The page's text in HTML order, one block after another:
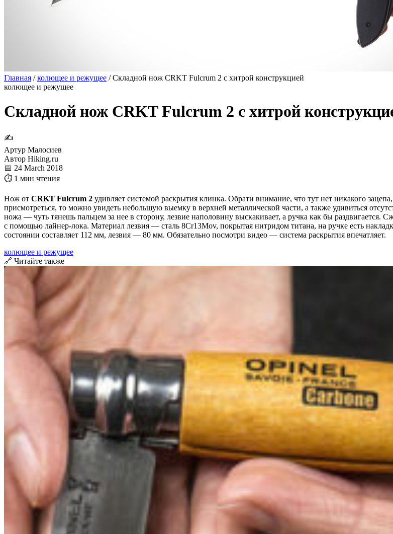
Главная / колющее и режущее / Складной нож CRKT Fulcrum 2 с хитрой конструкцией
колющее и режущее
Складной нож CRKT Fulcrum 2 с хитрой
✍
Артур Малосиев
Автор Hiking.ru
📅 24 March 2018
⏱ 1 мин чтения
Нож от CRKT Fulcrum 2 удивляет системой раскрытия клинка. Обрати внимание, что тут нет никакого
присмотреться, то можно увидеть небольшую выемку в верхней металлической части, а также удивиться
ножа — чуть тянешь пальцем за нее в сторону, лезвие наполовину выскакивает, а ручка как бы
с помощью лайнер-лока. Материал лезвия — сталь 8Cr13Mov, покрытая нитридом титана, на ручке есть
состоянии составляет 112 мм, лезвия — 80 мм. Обязательно посмотри видео — система раскрытия впечатляет.
колющее и режущее
🔗 Читайте также